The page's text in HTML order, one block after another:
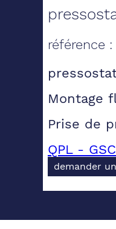
référence :
Montage
Prise de
QPL -
demander